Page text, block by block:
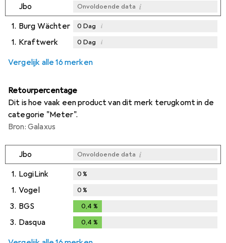
Jbo Onvoldoende data i
1. Burg Wächter 0 Dag i
1. Kraftwerk 0 Dag i
Vergelijk alle 16 merken
Retourpercentage
Dit is hoe vaak een product van dit merk terugkomt in de
categorie "Meter".
Bron: Galaxus
Jbo Onvoldoende data i
1. LogiLink 0%
1. Vogel 0%
3. BGS 0,4 %
3. Dasqua 0,4 %